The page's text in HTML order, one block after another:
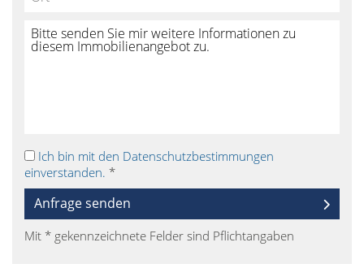
Ich bin mit den Datenschutzbestimmungen
einverstanden. *
Anfrage senden
Mit * gekennzeichnete Felder sind Pflichtangaben